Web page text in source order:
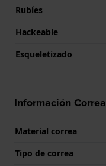
Rubíes
Hackeable
Esqueletizado
Información Correa
Material correa
Tipo de correa